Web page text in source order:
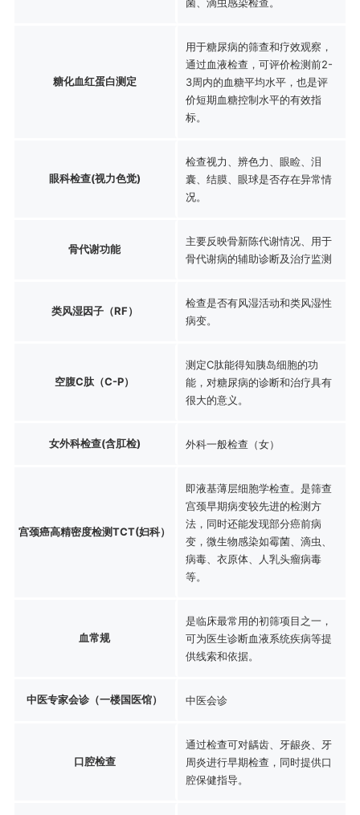
糖化血红蛋白测定
用于糖尿病的筛查和疗效观察，
通过血液检查，可评价检测前2-
3周内的血糖平均水平，也是评
价短期血糖控制水平的有效指
标。
眼科检查(视力色觉)
检查视力、辨色力、眼睑、泪
囊、结膜、眼球是否存在异常情
况。
骨代谢功能
主要反映骨新陈代谢情况、用于
骨代谢病的辅助诊断及治疗监测
类风湿因子（RF）
检查是否有风湿活动和类风湿性
病变。
空腹C肽（C-P）
测定C肽能得知胰岛细胞的功
能，对糖尿病的诊断和治疗具有
很大的意义。
女外科检查(含肛检) 外科一般检查（女）
宫颈癌高精密度检测TCT(妇科）
即液基薄层细胞学检查。是筛查
宫颈早期病变较先进的检测方
法，同时还能发现部分癌前病
变，微生物感染如霉菌、滴虫、
病毒、衣原体、人乳头瘤病毒
等。
血常规
是临床最常用的初筛项目之一，
可为医生诊断血液系统疾病等提
供线索和依据。
中医专家会诊（一楼国医馆） 中医会诊
口腔检查
通过检查可对龋齿、牙龈炎、牙
周炎进行早期检查，同时提供口
腔保健指导。